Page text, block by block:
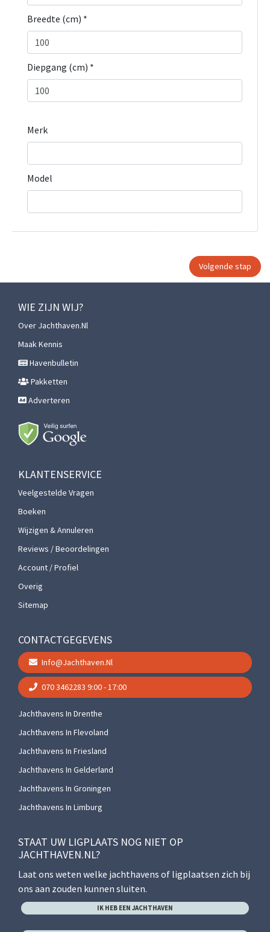
Breedte (cm) *
Diepgang (cm) *
Merk
Model
WIE ZIJN WIJ?
Over Jachthaven.nl
Maak Kennis
Havenbulletin
Pakketten
Adverteren
KLANTENSERVICE
Veelgestelde Vragen
Boeken
Wijzigen & Annuleren
Reviews / Beoordelingen
Account / Profiel
Overig
Sitemap
CONTACTGEGEVENS
Info@jachthaven.nl
070 3462283 9:00 - 17:00
Jachthavens In Drenthe
Jachthavens In Flevoland
Jachthavens In Friesland
Jachthavens In Gelderland
Jachthavens In Groningen
Jachthavens In Limburg
STAAT UW LIGPLAATS NOG NIET OP
JACHTHAVEN.NL?
Laat ons weten welke jachthavens of ligplaatsen zich bij
ons aan zouden kunnen sluiten.
IK HEB EEN JACHTHAVEN